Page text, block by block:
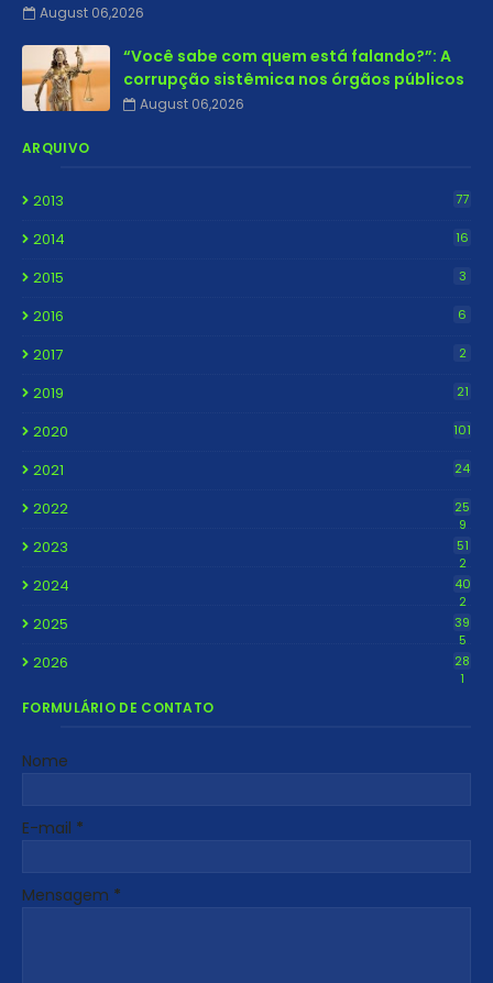
August 06,2026
“Você sabe com quem está falando?”: A
corrupção sistêmica nos órgãos públicos
August 06,2026
ARQUIVO
2013 77
2014 16
2015 3
2016 6
2017 2
2019 21
2020 101
2021 24
2022
25
9
2023
51
2
2024
40
2
2025
39
5
2026
28
1
FORMULÁRIO DE CONTATO
Nome
E-mail *
Mensagem *